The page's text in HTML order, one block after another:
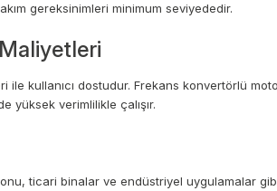
gereksinimleri minimum seviyededir.
kullanıcı dostudur. Frekans konvertörlü
yüksek verimlilikle çalışır.
ticari binalar ve endüstriyel uygulamalar